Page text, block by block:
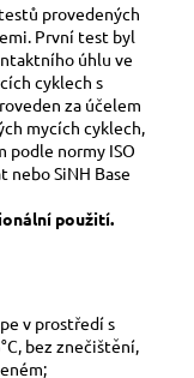
provedených
První test byl
úhlu ve
cyklech s
za účelem
mycích cyklech,
podle normy ISO
nebo SiNH Base
použití.
v prostředí s
bez znečištění,